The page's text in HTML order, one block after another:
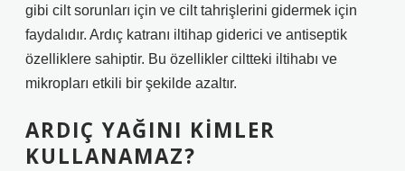
gibi cilt sorunları için ve cilt tahrişlerini gidermek için
faydalıdır. Ardıç katranı iltihap giderici ve antiseptik
özelliklere sahiptir. Bu özellikler ciltteki iltihabı ve
mikropları etkili bir şekilde azaltır.
ARDIÇ YAĞINI KIMLER
KULLANAMAZ?